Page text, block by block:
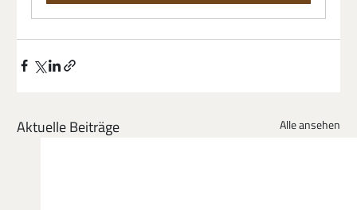
Aktuelle Beiträge Alle ansehen